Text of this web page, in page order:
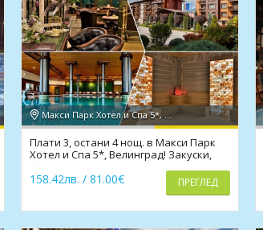
Макси Парк Хотел и Спа 5*, Велинград
Плати 3, остани 4 нощ. в Макси Парк
Хотел и Спа 5*, Велинград! Закуски,
басейни, СПА
158.42лв. / 81.00€ ПРЕГЛЕД